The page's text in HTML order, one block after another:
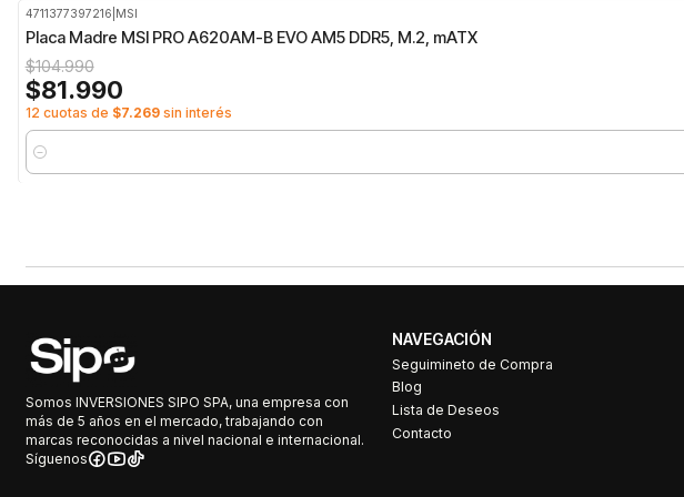
4711377397216 MSI
Placa Madre MSI PRO A620AM-B EVO AM5 DDR5, M.2, mATX
$104.990
$81.990
12 cuotas de $7.269sin interés
Cantidad
Somos INVERSIONES SIPO SPA, una empresa con
más de 5 años en el mercado, trabajando con
marcas reconocidas a nivel nacional e internacional.
Síguenos
NAVEGACIÓN
Seguimineto de Compra
Blog
Lista de Deseos
Contacto